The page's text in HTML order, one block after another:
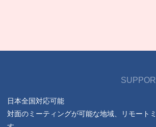
日本全国対応可能
対面のミーティングが可能な地域、リモート